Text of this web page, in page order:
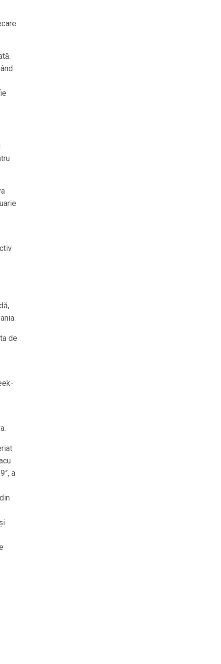
de
a